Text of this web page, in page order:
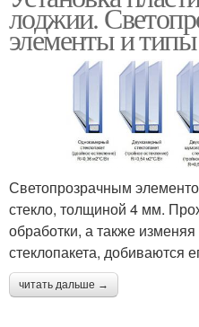
лоджии.
элементы и
Светопрозрачным
стекло, толщиной 4 мм.
обработки, а также
стеклопакета, добиваются
читать дальше →